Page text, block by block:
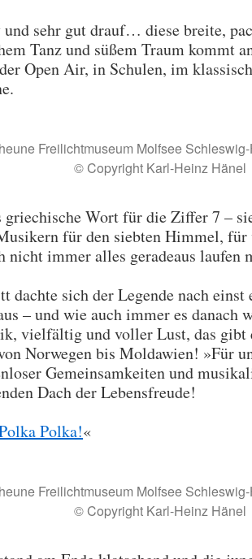
sehr gut drauf… diese breite,
Tanz und süßem Traum kommt
Open Air, in Schulen, im
Freilichtmuseum Molfsee
© Copyright Karl-Heinz Hänel
griechische Wort für die Ziffer 7 –
für den siebten Himmel,
nicht immer alles geradeaus laufen
dachte sich der Legende nach einst
– und wie auch immer es danach
vielfältig und voller Lust, das gibt
Norwegen bis Moldawien! »Für
Gemeinsamkeiten und
Dach der Lebensfreude!
Polka!«
Freilichtmuseum Molfsee
© Copyright Karl-Heinz Hänel